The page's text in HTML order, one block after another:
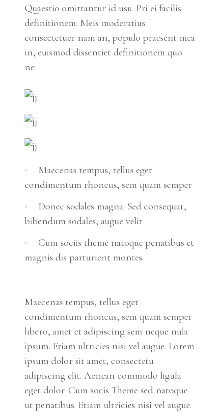
Quaestio omittantur id usu. Pri ei facilis
definitionem. Meis moderatius
consectetuer nam an, populo praesent mea
in, euismod dissentiet definitionem quo
ne.
Maecenas tempus, tellus eget
condimentum rhoncus, sem quam semper
Donec sodales magna. Sed consequat,
bibendum sodales, augue velit
Cum sociis theme natoque penatibus et
magnis dis parturient montes
Maecenas tempus, tellus eget
condimentum rhoncus, sem quam semper
libero, amet et adipiscing sem neque nula
ipsum. Etiam ultricies nisi vel augue. Lorem
ipsum dolor sit amet, consectetu
adipiscing elit. Aenean commodo ligula
eget dolor. Cum socis Theme sed natoque
ut penatibus. Etiam ultricies nisi vel augue.